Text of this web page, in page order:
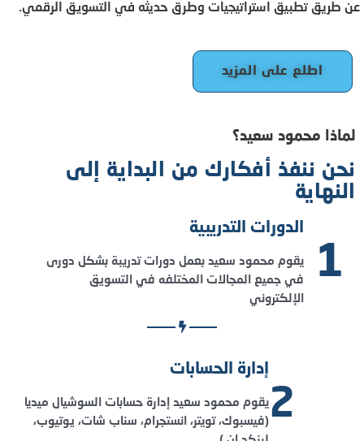
عن طريق تطبيق استراتيجيات وطرق حديثه في التسويق الرقمي.
اطلع على المزيد
لماذا محمود سعيد؟
نحن ننفذ أفكارك من البداية إلى
النهاية
1
الدورات التدريبية
يقوم محمود سعيد بعمل دورات تدريبة بشكل دورى
في جميع المجالات المختلفه في التسويق
الإلكتروني
2
إدارة الحسابات
يقوم محمود سعيد إدارة حسابات السوشيال ميديا
(فيسبوك، تويتر، انستجرام، سناب شات، يوتيوب،